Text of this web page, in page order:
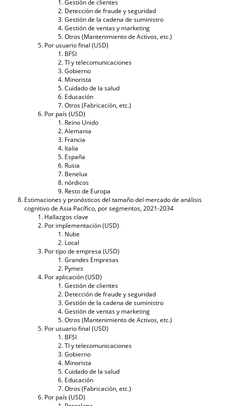
Gestión de clientes
Detección de fraude y seguridad
Gestión de la cadena de suministro
Gestión de ventas y marketing
Otros (Mantenimiento de Activos, etc.)
Por usuario final (USD)
BFSI
TI y telecomunicaciones
Gobierno
Minorista
Cuidado de la salud
Educación
Otros (Fabricación, etc.)
Por país (USD)
Reino Unido
Alemania
Francia
Italia
España
Rusia
Benelux
nórdicos
Resto de Europa
Estimaciones y pronósticos del tamaño del mercado de análisis
cognitivo de Asia Pacífico, por segmentos, 2021-2034
Hallazgos clave
Por implementación (USD)
Nube
Local
Por tipo de empresa (USD)
Grandes Empresas
Pymes
Por aplicación (USD)
Gestión de clientes
Detección de fraude y seguridad
Gestión de la cadena de suministro
Gestión de ventas y marketing
Otros (Mantenimiento de Activos, etc.)
Por usuario final (USD)
BFSI
TI y telecomunicaciones
Gobierno
Minorista
Cuidado de la salud
Educación
Otros (Fabricación, etc.)
Por país (USD)